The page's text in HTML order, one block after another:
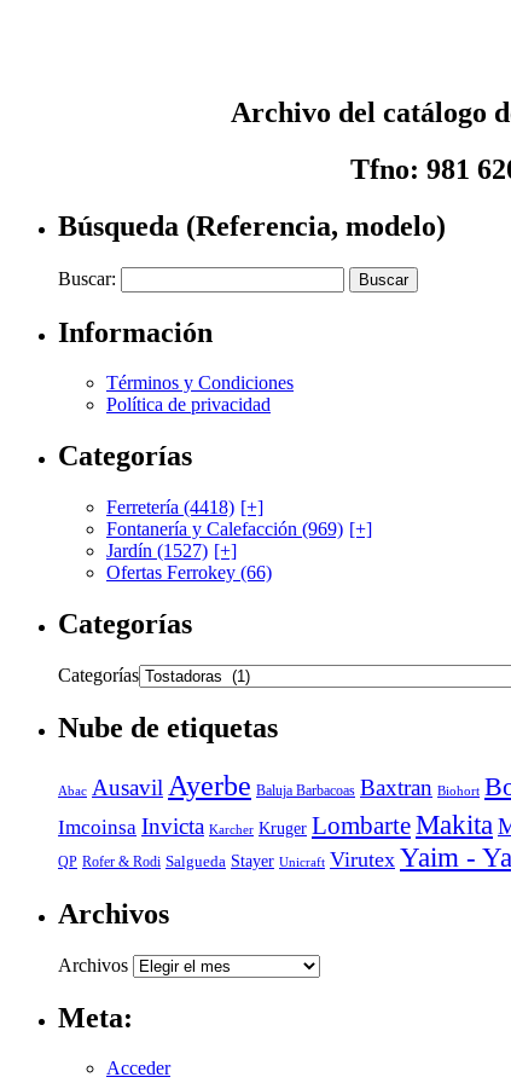
Archivo del catálogo
Tfno: 981
Búsqueda (Referencia, modelo)
Buscar:
Información
Términos y Condiciones
Política de privacidad
Categorías
Ferretería (4418) [+]
Fontanería y Calefacción (969) [+]
Jardín (1527) [+]
Ofertas Ferrokey (66)
Categorías
Categorías
Nube de etiquetas
Abac Ausavil Ayerbe Baluja Barbacoas Baxtran Biohort
Imcoinsa Invicta Karcher Kruger LombarteMakita
QP Rofer & Rodi Salgueda Stayer Unicraft Virutex Yaim -
Archivos
Archivos
Meta:
Acceder